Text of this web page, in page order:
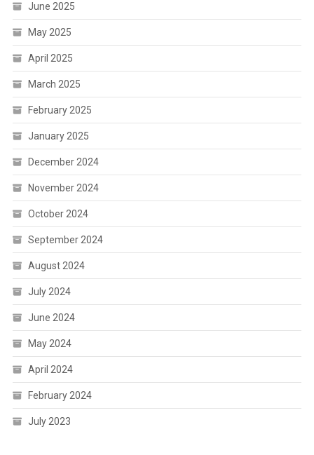
June 2025
May 2025
April 2025
March 2025
February 2025
January 2025
December 2024
November 2024
October 2024
September 2024
August 2024
July 2024
June 2024
May 2024
April 2024
February 2024
July 2023